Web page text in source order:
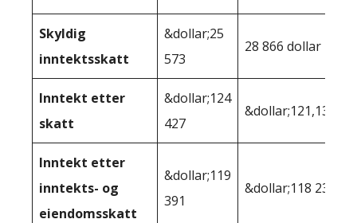
Skyldig
inntektsskatt
&dollar;25
573
28 866 dollar
Inntekt etter
skatt
&dollar;124
427
&dollar;121,134
Inntekt etter
inntekts- og
eiendomsskatt
&dollar;119
391
&dollar;118 234